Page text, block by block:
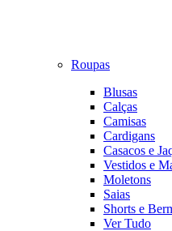
Roupas
Blusas
Calças
Camisas
Cardigans
Casacos e
Vestidos e
Moletons
Saias
Shorts e
Ver Tudo